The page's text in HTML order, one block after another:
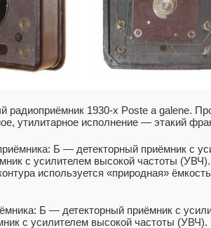
радиоприёмник 1930-х Poste a galene.
утилитарное исполнение — этакий
Б — детекторный приёмник с
с усилителем высокой частоты (УВЧ).